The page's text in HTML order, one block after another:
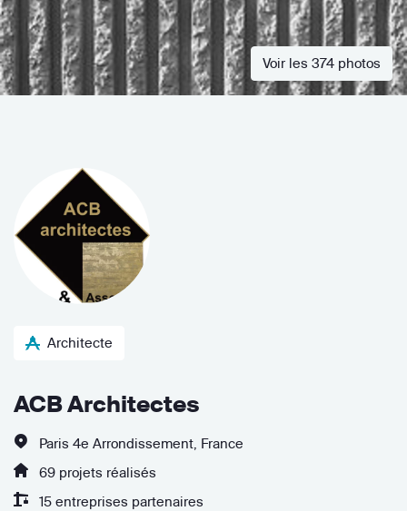
Voir les 374 photos
Architecte
ACB Architectes
Paris 4e Arrondissement, France
69 projets réalisés
15 entreprises partenaires